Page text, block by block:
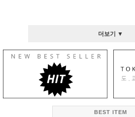
더보기 ▼
BEST ITEM